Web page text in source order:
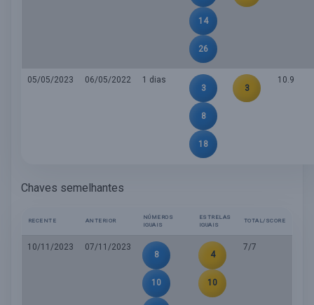
14
26
05/05/2023 06/05/2022
1 dias
3
8
18
3
10.9
Chaves semelhantes
RECENTE ANTERIOR
NÚMEROS
IGUAIS
ESTRELAS
IGUAIS
TOTAL/SCORE
10/11/2023
07/11/2023
8
10
4
10
7/7